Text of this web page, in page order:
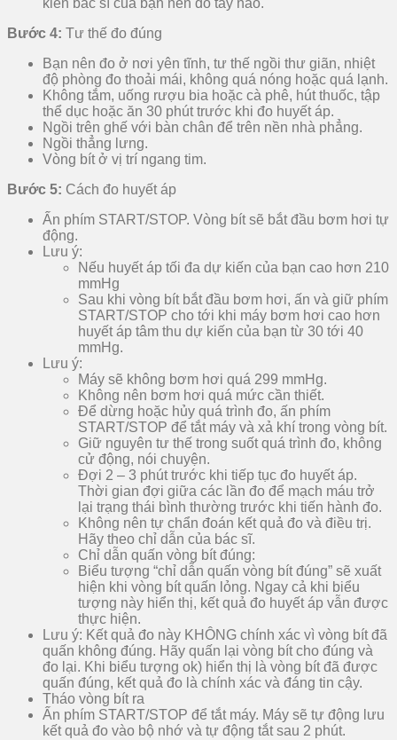
kiến bác sĩ của bạn nên đo tay nào.
Bước 4: Tư thế đo đúng
Bạn nên đo ở nơi yên tĩnh, tư thế ngồi thư giãn, nhiệt
độ phòng đo thoải mái, không quá nóng hoặc quá lạnh.
Không tắm, uống rượu bia hoặc cà phê, hút thuốc, tập
thể dục hoặc ăn 30 phút trước khi đo huyết áp.
Ngồi trên ghế với bàn chân để trên nền nhà phẳng.
Ngồi thẳng lưng.
Vòng bít ở vị trí ngang tim.
Bước 5: Cách đo huyết áp
Ấn phím START/STOP. Vòng bít sẽ bắt đầu bơm hơi tự
động.
Lưu ý:
Nếu huyết áp tối đa dự kiến của bạn cao hơn 210
mmHg
Sau khi vòng bít bắt đầu bơm hơi, ấn và giữ phím
START/STOP cho tới khi máy bơm hơi cao hơn
huyết áp tâm thu dự kiến của bạn từ 30 tới 40
mmHg.
Lưu ý:
Máy sẽ không bơm hơi quá 299 mmHg.
Không nên bơm hơi quá mức cần thiết.
Để dừng hoặc hủy quá trình đo, ấn phím
START/STOP để tắt máy và xả khí trong vòng bít.
Giữ nguyên tư thế trong suốt quá trình đo, không
cử động, nói chuyện.
Đợi 2 – 3 phút trước khi tiếp tục đo huyết áp.
Thời gian đợi giữa các lần đo để mạch máu trở
lại trạng thái bình thường trước khi tiến hành đo.
Không nên tự chẩn đoán kết quả đo và điều trị.
Hãy theo chỉ dẫn của bác sĩ.
Chỉ dẫn quấn vòng bít đúng:
Biểu tượng “chỉ dẫn quấn vòng bít đúng” sẽ xuất
hiện khi vòng bít quấn lỏng. Ngay cả khi biểu
tượng này hiển thị, kết quả đo huyết áp vẫn được
thực hiện.
Lưu ý: Kết quả đo này KHÔNG chính xác vì vòng bít đã
quấn không đúng. Hãy quấn lại vòng bít cho đúng và
đo lại. Khi biểu tượng ok) hiển thị là vòng bít đã được
quấn đúng, kết quả đo là chính xác và đáng tin cậy.
Tháo vòng bít ra
Ấn phím START/STOP để tắt máy. Máy sẽ tự động lưu
kết quả đo vào bộ nhớ và tự động tắt sau 2 phút.